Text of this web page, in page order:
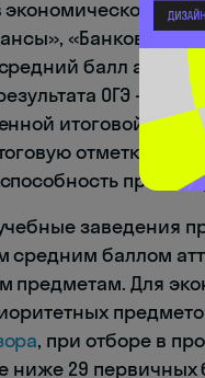
«Банковское
балл
ОГЭ —
итоговой
отметку в
при
заведения
баллом
предметам. Для
, при отборе в
ниже 29 первичных